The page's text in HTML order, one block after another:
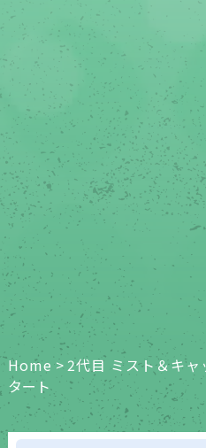
Home> 2代目 ミスト＆キ
タート